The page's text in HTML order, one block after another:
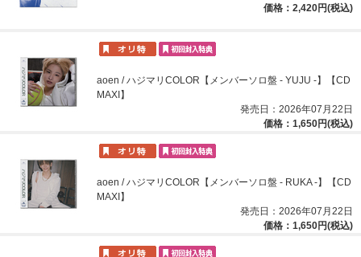
価格：2,420円(税込)
aoen / ハジマリCOLOR【メンバーソロ盤 - YUJU -】【CD
MAXI】
発売日：2026年07月22日
価格：1,650円(税込)
aoen / ハジマリCOLOR【メンバーソロ盤 - RUKA -】【CD
MAXI】
発売日：2026年07月22日
価格：1,650円(税込)